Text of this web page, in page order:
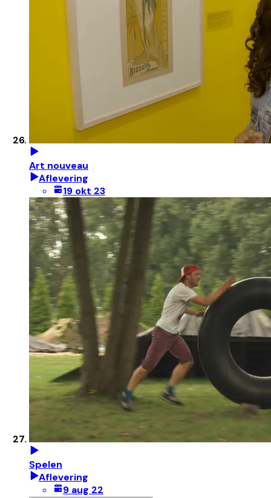
Art nouveau
Aflevering
19 okt 23
Spelen
Aflevering
9 aug 22